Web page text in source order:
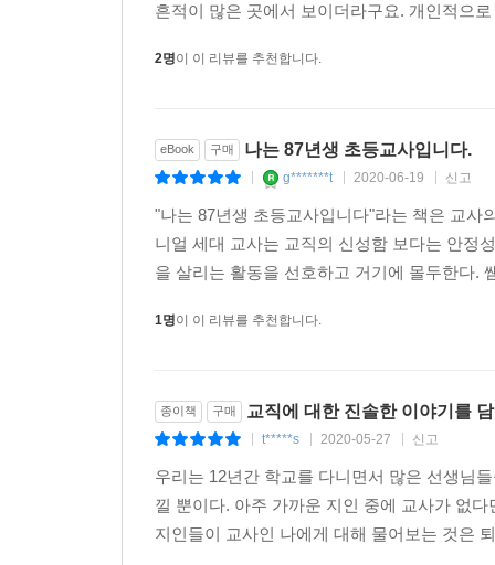
흔적이 많은 곳에서 보이더라구요. 개인적으
2명이 이 리뷰를 추천합니다.
eBook 구매 나는 87년생 초등교사입니다.
g*******t 2020-06-19 신고
"나는 87년생 초등교사입니다"라는 책은 교사
니얼 세대 교사는 교직의 신성함 보다는 안정
을 살리는 활동을 선호하고 거기에 몰두한다.
1명이 이 리뷰를 추천합니다.
종이책 구매 교직에 대한 진솔한 이야기를
t*****s 2020-05-27 신고
우리는 12년간 학교를 다니면서 많은 선생님
낄 뿐이다. 아주 가까운 지인 중에 교사가 없
지인들이 교사인 나에게 대해 물어보는 것은